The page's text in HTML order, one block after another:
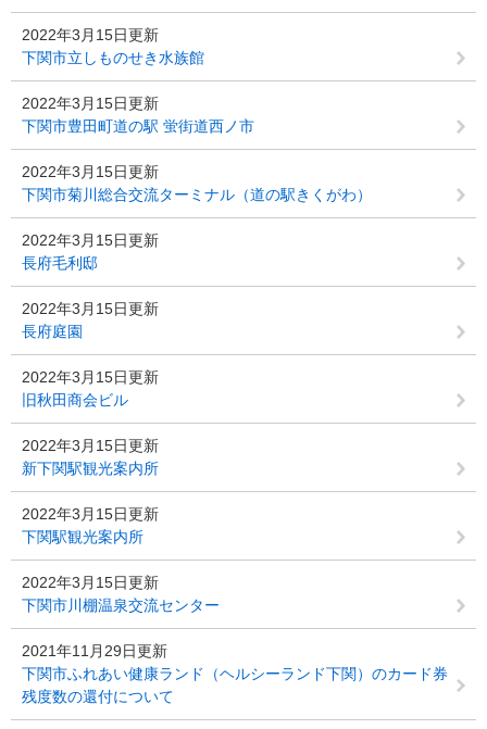
2022年3月15日更新
下関市立しものせき水族館
2022年3月15日更新
下関市豊田町道の駅 蛍街道西ノ市
2022年3月15日更新
下関市菊川総合交流ターミナル（道の駅きくがわ）
2022年3月15日更新
長府毛利邸
2022年3月15日更新
長府庭園
2022年3月15日更新
旧秋田商会ビル
2022年3月15日更新
新下関駅観光案内所
2022年3月15日更新
下関駅観光案内所
2022年3月15日更新
下関市川棚温泉交流センター
2021年11月29日更新
下関市ふれあい健康ランド（ヘルシーランド下関）のカード券
残度数の還付について